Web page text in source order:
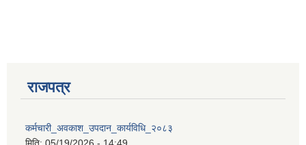
राजपत्र
कर्मचारी_अवकाश_उपदान_कार्यविधि_२०८३